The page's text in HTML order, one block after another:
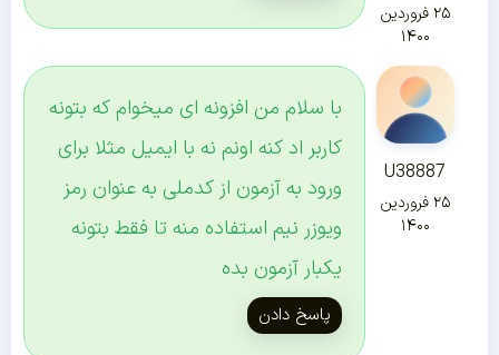
۲۵ فروردین
۱۴۰۰
U38887
۲۵ فروردین
۱۴۰۰
با سلام من افزونه ای میخوام که بتونه
کاربر اد کنه اونم نه با ایمیل مثلا برای
ورود به آزمون از کدملی به عنوان رمز
ویوزر نیم استفاده منه تا فقط بتونه
یکبار آزمون بده
پاسخ دادن